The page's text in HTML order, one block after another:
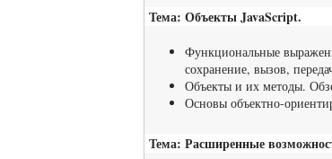
Тема: Объекты JavaScript.
Функциональные
сохранение, вызов,
Объекты и их методы.
Основы объектно-
Тема: Расширенные